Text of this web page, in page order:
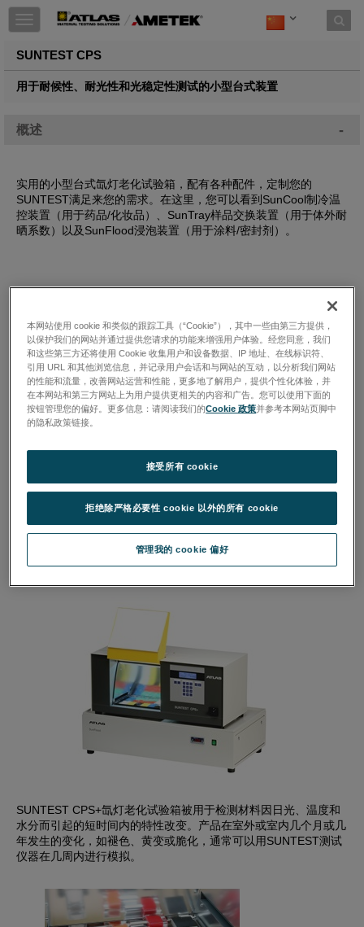
Toggle
navigation
SUNTEST CPS
用于耐候性、耐光性和光稳定性测试的小型台式装置
概述 -
实用的小型台式氙灯老化试验箱，配有各种配件，定制您的
SUNTEST满足来您的需求。在这里，您可以看到SunCool制冷温
控装置（用于药品/化妆品）、SunTray样品交换装置（用于体外耐
晒系数）以及SunFlood浸泡装置（用于涂料/密封剂）。
SUNTEST CPS+氙灯老化试验箱被用于检测材料因日光、温度和
水分而引起的短时间内的特性改变。产品在室外或室内几个月或几
年发生的变化，如褪色、黄变或脆化，通常可以用SUNTEST测试
仪器在几周内进行模拟。
本网站使用 cookie 和类似的跟踪工具（“Cookie”），其中一些由第三方提供，
以保护我们的网站并通过提供您请求的功能来增强用户体验。经您同意，我们
和这些第三方还将使用 Cookie 收集用户和设备数据、IP 地址、在线标识符、
引用 URL 和其他浏览信息，并记录用户会话和与网站的互动，以分析我们网站
的性能和流量，改善网站运营和性能，更多地了解用户，提供个性化体验，并
在本网站和第三方网站上为用户提供更相关的内容和广告。您可以使用下面的
按钮管理您的偏好。更多信息：请阅读我们的Cookie 政策并参考本网站页脚中
的隐私政策链接。
管理我的 cookie 偏好
拒绝除严格必要性 cookie 以外的所有 cookie
接受所有 cookie